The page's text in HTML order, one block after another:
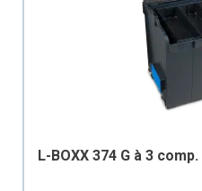
L-BOXX 374 G à 3